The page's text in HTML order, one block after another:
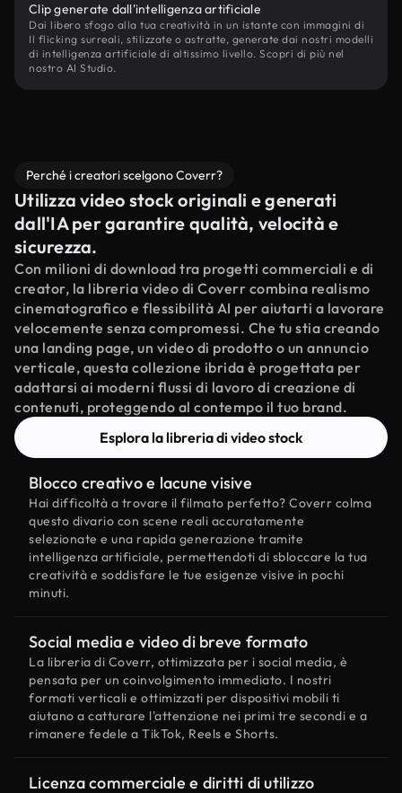
Clip generate dall'intelligenza artificiale
Dai libero sfogo alla tua creatività in un istante con immagini di
Il flicking surreali, stilizzate o astratte, generate dai nostri modelli
di intelligenza artificiale di altissimo livello. Scopri di più nel
nostro AI Studio.
Perché i creatori scelgono Coverr?
Utilizza video stock originali e generati
dall'IA per garantire qualità, velocità e
sicurezza.
Con milioni di download tra progetti commerciali e di
creator, la libreria video di Coverr combina realismo
cinematografico e flessibilità AI per aiutarti a lavorare
velocemente senza compromessi. Che tu stia creando
una landing page, un video di prodotto o un annuncio
verticale, questa collezione ibrida è progettata per
adattarsi ai moderni flussi di lavoro di creazione di
contenuti, proteggendo al contempo il tuo brand.
Esplora la libreria di video stock
Blocco creativo e lacune visive
Hai difficoltà a trovare il filmato perfetto? Coverr colma
questo divario con scene reali accuratamente
selezionate e una rapida generazione tramite
intelligenza artificiale, permettendoti di sbloccare la tua
creatività e soddisfare le tue esigenze visive in pochi
minuti.
Social media e video di breve formato
La libreria di Coverr, ottimizzata per i social media, è
pensata per un coinvolgimento immediato. I nostri
formati verticali e ottimizzati per dispositivi mobili ti
aiutano a catturare l'attenzione nei primi tre secondi e a
rimanere fedele a TikTok, Reels e Shorts.
Licenza commerciale e diritti di utilizzo